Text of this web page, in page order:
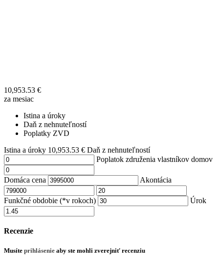
10,953.53 €
za mesiac
Istina a úroky
Daň z nehnuteľností
Poplatky ZVD
Istina a úroky 10,953.53 € Daň z nehnuteľností
Poplatok združenia vlastníkov domov
Domáca cena Akontácia
Funkčné obdobie (*v rokoch) Úrok
Recenzie
Musíte prihlásenie aby ste mohli zverejniť recenziu